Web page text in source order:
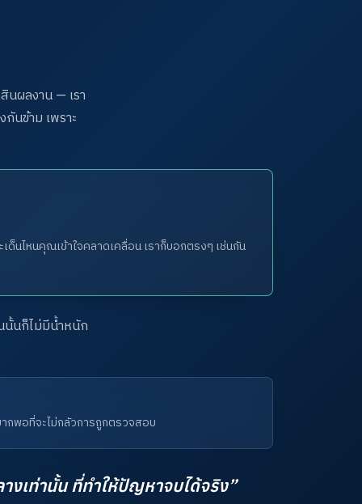
นผลงาน — เรา
นข้าม เพราะ
ด็นไหนคุณเข้าใจคลาดเคลื่อน เราก็บอกตรงๆ เช่นกัน
นั้นก็ไม่มีน้ำหนัก
กพอที่จะไม่กลัวการถูกตรวจสอบ
างเท่านั้น ที่ทำให้ปัญหาจบได้จริง”